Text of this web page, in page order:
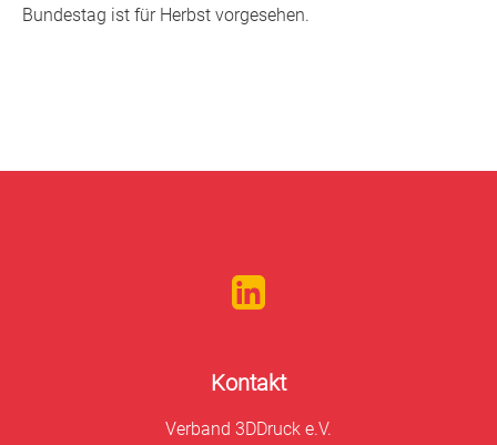
Bundestag ist für Herbst vorgesehen.
Kontakt
Verband 3DDruck e.V.